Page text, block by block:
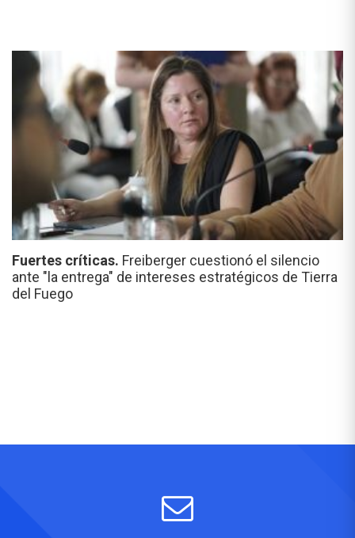
Fuertes críticas. Freiberger cuestionó el silencio
ante "la entrega" de intereses estratégicos de Tierra
del Fuego